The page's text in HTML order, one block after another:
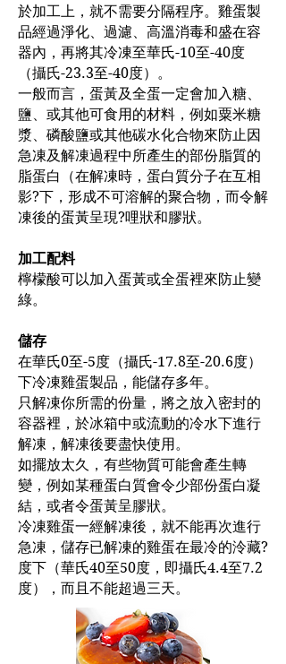
於加工上，就不需要分隔程序。雞蛋製
品經過淨化、過濾、高溫消毒和盛在容
器內，再將其冷凍至華氏-10至-40度
（攝氏-23.3至-40度）。
一般而言，蛋黃及全蛋一定會加入糖、
鹽、或其他可食用的材料，例如粟米糖
漿、磷酸鹽或其他碳水化合物來防止因
急凍及解凍過程中所產生的部份脂質的
脂蛋白（在解凍時，蛋白質分子在互相
影?下，形成不可溶解的聚合物，而令解
凍後的蛋黃呈現?哩狀和膠狀。
加工配料
檸檬酸可以加入蛋黃或全蛋裡來防止變
綠。
儲存
在華氏0至-5度（攝氏-17.8至-20.6度）
下冷凍雞蛋製品，能儲存多年。
只解凍你所需的份量，將之放入密封的
容器裡，於冰箱中或流動的冷水下進行
解凍，解凍後要盡快使用。
如擺放太久，有些物質可能會產生轉
變，例如某種蛋白質會令少部份蛋白凝
結，或者令蛋黃呈膠狀。
冷凍雞蛋一經解凍後，就不能再次進行
急凍，儲存已解凍的雞蛋在最冷的泠藏?
度下（華氏40至50度，即攝氏4.4至7.2
度），而且不能超過三天。